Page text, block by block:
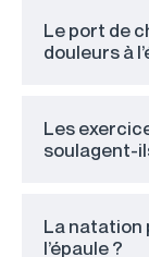
Le port de
douleurs à
Les
soulagent-
La natation
l’épaule ?